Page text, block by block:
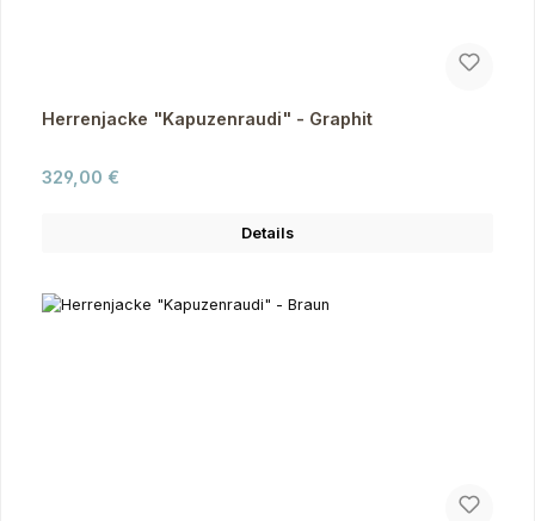
Herrenjacke "Kapuzenraudi" - Graphit
Regulärer Preis:
329,00 €
Details